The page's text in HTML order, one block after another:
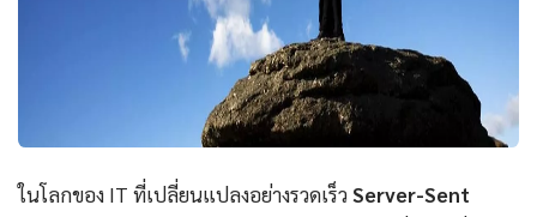
ในโลกของ IT ที่เปลี่ยนแปลงอย่างรวดเร็วServer-Sent